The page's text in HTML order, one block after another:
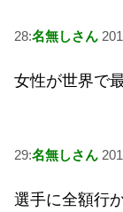
28:名無しさん
女性が世界で
29:名無しさん
選手に全額行